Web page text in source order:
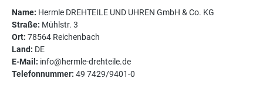
Name: Hermle DREHTEILE UND UHREN GmbH & Co. KG
Straße: Mühlstr. 3
Ort: 78564 Reichenbach
Land: DE
E-Mail: info@hermle-drehteile.de
Telefonnummer: 49 7429/9401-0